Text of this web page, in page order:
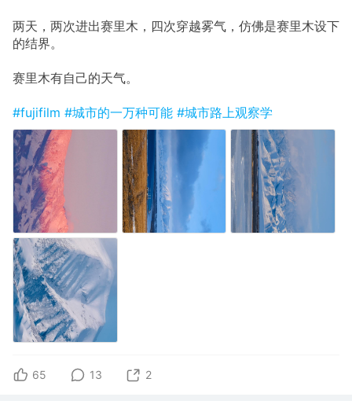
两天，两次进出赛里木，四次穿越雾气，仿佛是赛里木设下
的结界。
赛里木有自己的天气。
#fujifilm #城市的一万种可能 #城市路上观察学
65 13 2